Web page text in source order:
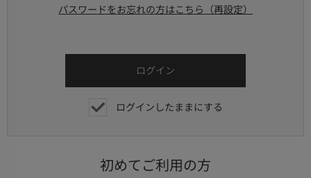
パスワードをお忘れの方はこちら（再設定）
ログインしたままにする
初めてご利用の方